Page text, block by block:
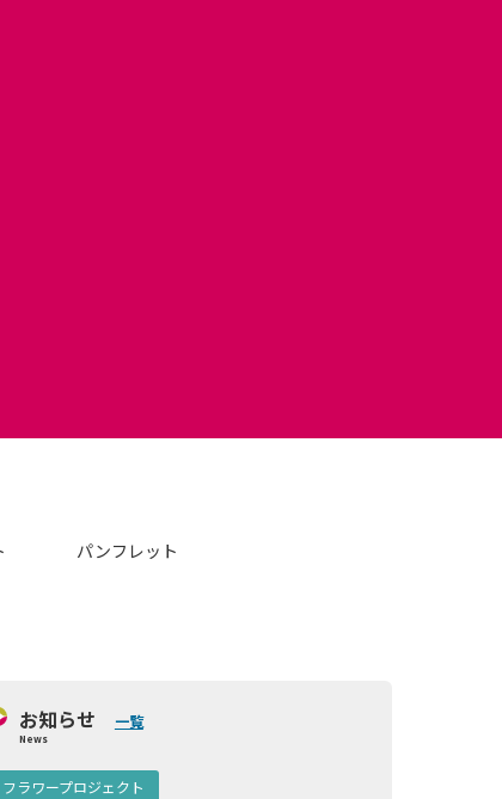
パンフレット
お知らせ 一覧
News
フラワープロジェクト